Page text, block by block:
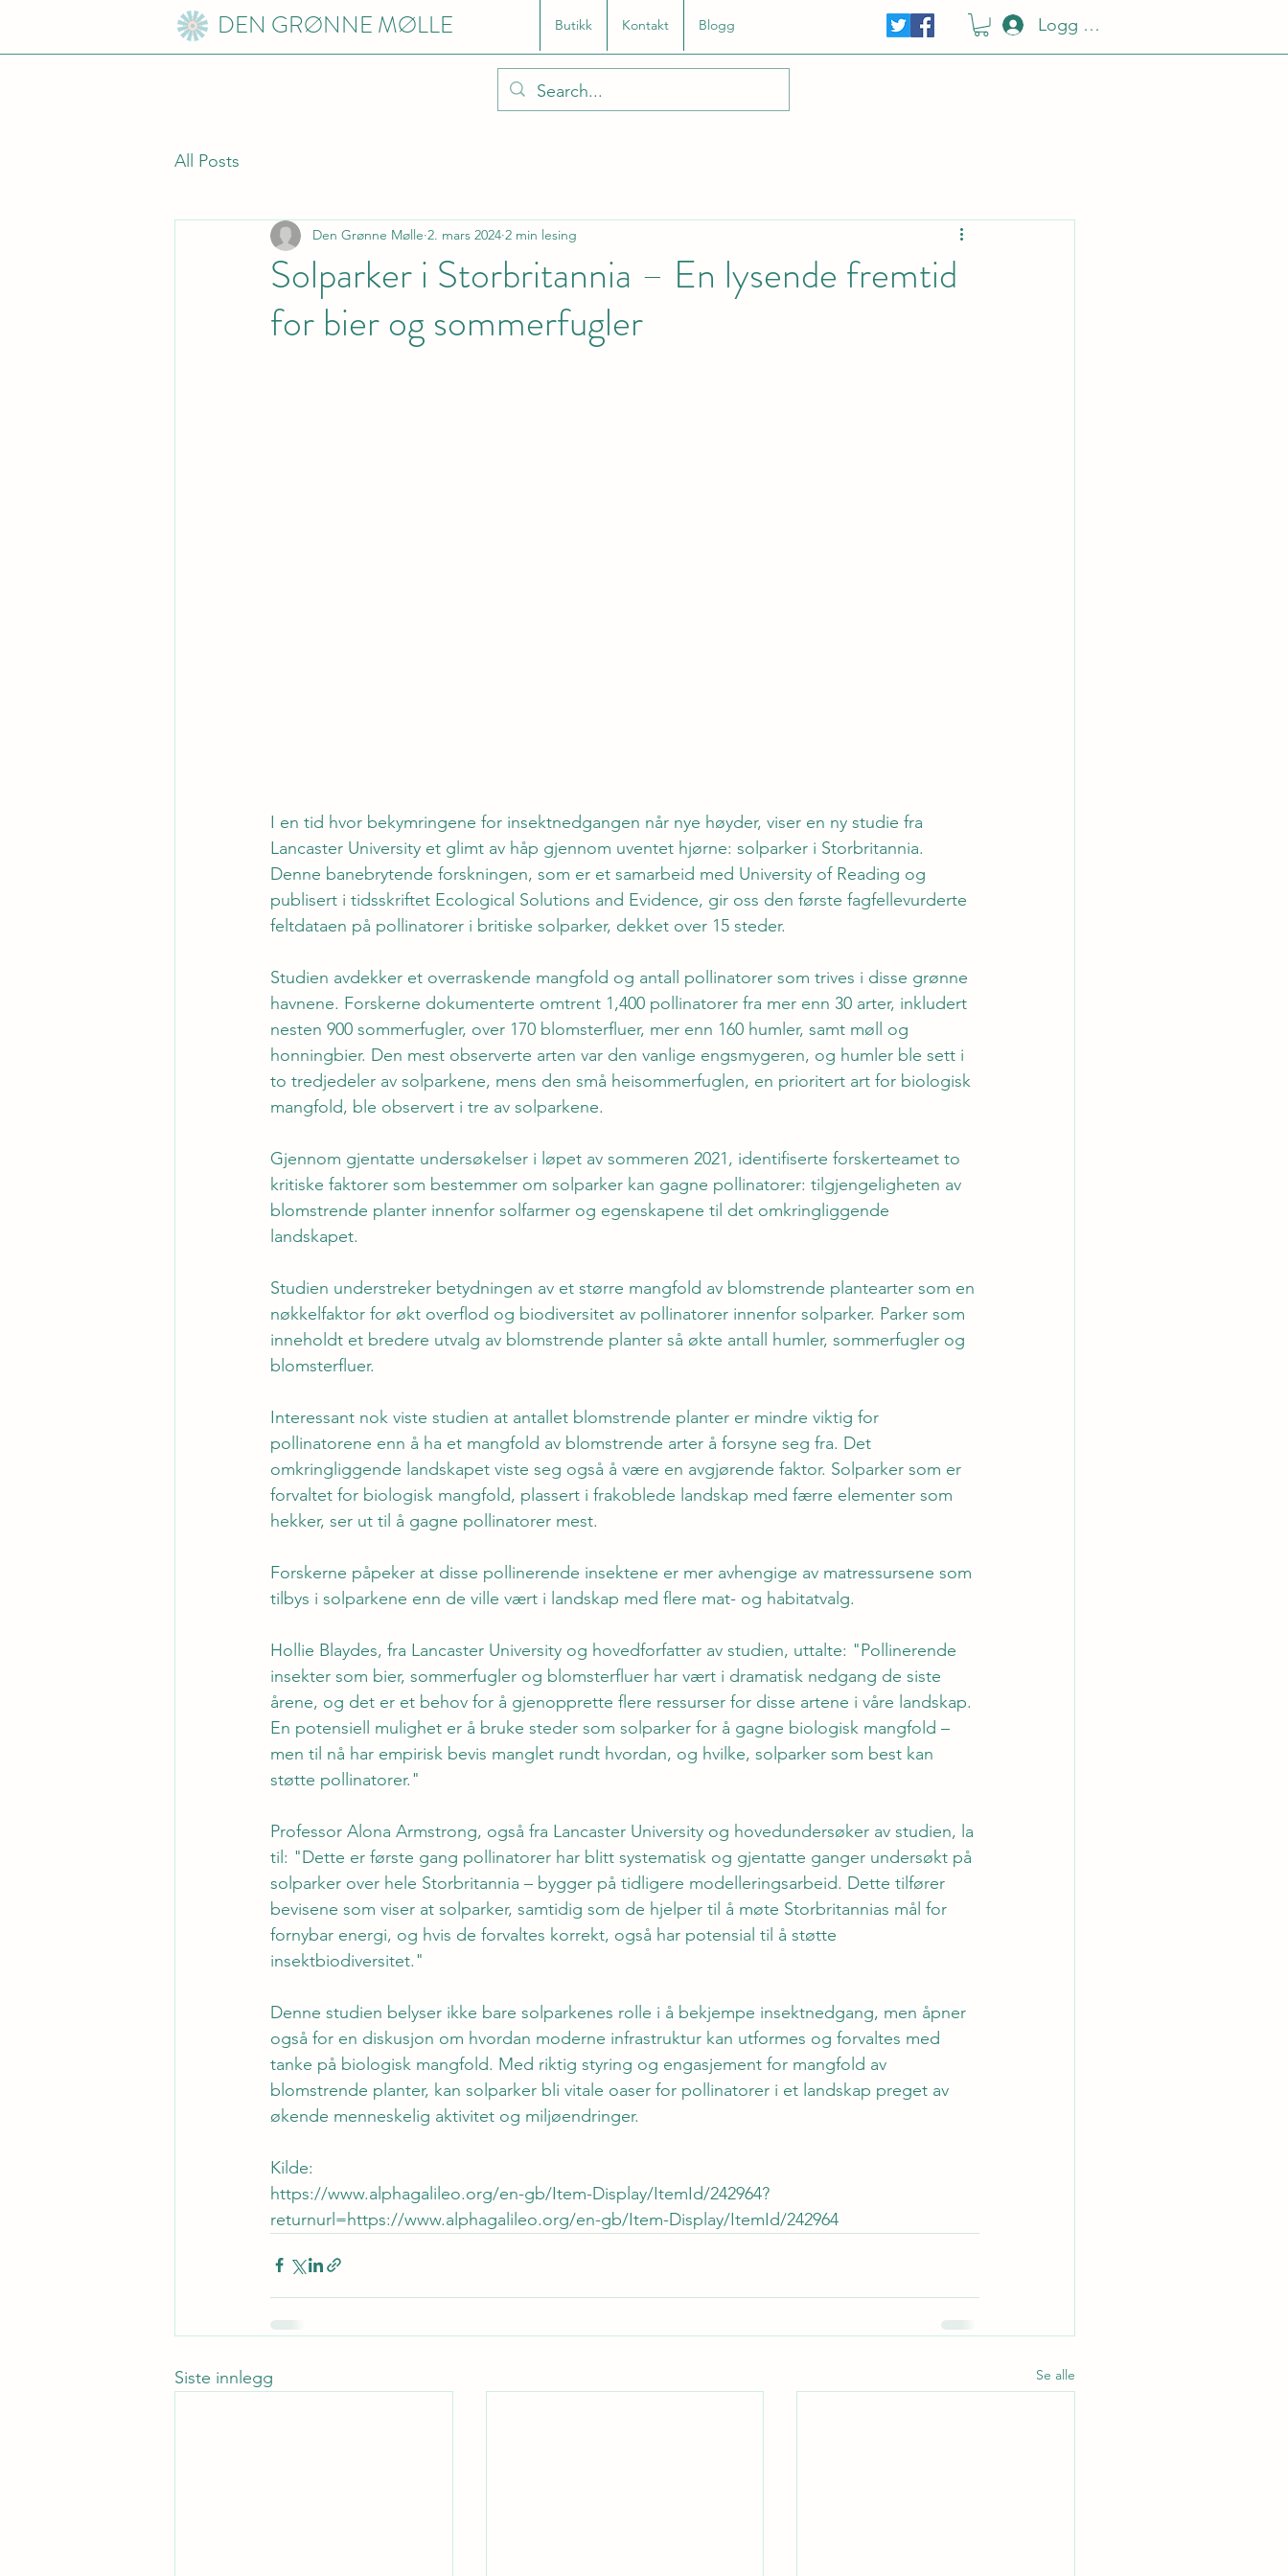
Butikk Kontakt Blogg Logg Inn
DEN GRØNNE MØLLE
All Posts
Solparker i Storbritannia – En lysende fremtid
for bier og sommerfugler
Den Grønne Mølle 2. mars 2024 2 min lesing
I en tid hvor bekymringene for insektnedgangen når nye høyder, viser en ny studie fra
Lancaster University et glimt av håp gjennom uventet hjørne: solparker i Storbritannia.
Denne banebrytende forskningen, som er et samarbeid med University of Reading og
publisert i tidsskriftet Ecological Solutions and Evidence, gir oss den første fagfellevurderte
feltdataen på pollinatorer i britiske solparker, dekket over 15 steder.
Studien avdekker et overraskende mangfold og antall pollinatorer som trives i disse grønne
havnene. Forskerne dokumenterte omtrent 1,400 pollinatorer fra mer enn 30 arter, inkludert
nesten 900 sommerfugler, over 170 blomsterfluer, mer enn 160 humler, samt møll og
honningbier. Den mest observerte arten var den vanlige engsmygeren, og humler ble sett i
to tredjedeler av solparkene, mens den små heisommerfuglen, en prioritert art for biologisk
mangfold, ble observert i tre av solparkene.
Gjennom gjentatte undersøkelser i løpet av sommeren 2021, identifiserte forskerteamet to
kritiske faktorer som bestemmer om solparker kan gagne pollinatorer: tilgjengeligheten av
blomstrende planter innenfor solfarmer og egenskapene til det omkringliggende
landskapet.
Studien understreker betydningen av et større mangfold av blomstrende plantearter som en
nøkkelfaktor for økt overflod og biodiversitet av pollinatorer innenfor solparker. Parker som
inneholdt et bredere utvalg av blomstrende planter så økte antall humler, sommerfugler og
blomsterfluer.
Interessant nok viste studien at antallet blomstrende planter er mindre viktig for
pollinatorene enn å ha et mangfold av blomstrende arter å forsyne seg fra. Det
omkringliggende landskapet viste seg også å være en avgjørende faktor. Solparker som er
forvaltet for biologisk mangfold, plassert i frakoblede landskap med færre elementer som
hekker, ser ut til å gagne pollinatorer mest.
Forskerne påpeker at disse pollinerende insektene er mer avhengige av matressursene som
tilbys i solparkene enn de ville vært i landskap med flere mat- og habitatvalg.
Hollie Blaydes, fra Lancaster University og hovedforfatter av studien, uttalte: "Pollinerende
insekter som bier, sommerfugler og blomsterfluer har vært i dramatisk nedgang de siste
årene, og det er et behov for å gjenopprette flere ressurser for disse artene i våre landskap.
En potensiell mulighet er å bruke steder som solparker for å gagne biologisk mangfold –
men til nå har empirisk bevis manglet rundt hvordan, og hvilke, solparker som best kan
støtte pollinatorer."
Professor Alona Armstrong, også fra Lancaster University og hovedundersøker av studien, la
til: "Dette er første gang pollinatorer har blitt systematisk og gjentatte ganger undersøkt på
solparker over hele Storbritannia – bygger på tidligere modelleringsarbeid. Dette tilfører
bevisene som viser at solparker, samtidig som de hjelper til å møte Storbritannias mål for
fornybar energi, og hvis de forvaltes korrekt, også har potensial til å støtte
insektbiodiversitet."
Denne studien belyser ikke bare solparkenes rolle i å bekjempe insektnedgang, men åpner
også for en diskusjon om hvordan moderne infrastruktur kan utformes og forvaltes med
tanke på biologisk mangfold. Med riktig styring og engasjement for mangfold av
blomstrende planter, kan solparker bli vitale oaser for pollinatorer i et landskap preget av
økende menneskelig aktivitet og miljøendringer.
Kilde:
https://www.alphagalileo.org/en-gb/Item-Display/ItemId/242964?
returnurl=https://www.alphagalileo.org/en-gb/Item-Display/ItemId/242964
Siste innlegg Se alle